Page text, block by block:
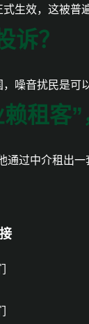
式生效，这被普
诉？
噪音扰民是可
租客
过中介租出